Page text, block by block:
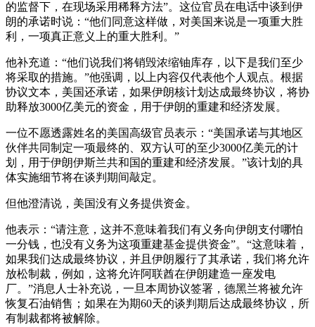
的监督下，在现场采用稀释方法”。这位官员在电话中谈到伊
朗的承诺时说：“他们同意这样做，对美国来说是一项重大胜
利，一项真正意义上的重大胜利。”
他补充道：“他们说我们将销毁浓缩铀库存，以下是我们至少
将采取的措施。”他强调，以上内容仅代表他个人观点。根据
协议文本，美国还承诺，如果伊朗核计划达成最终协议，将协
助释放3000亿美元的资金，用于伊朗的重建和经济发展。
一位不愿透露姓名的美国高级官员表示：“美国承诺与其地区
伙伴共同制定一项最终的、双方认可的至少3000亿美元的计
划，用于伊朗伊斯兰共和国的重建和经济发展。”该计划的具
体实施细节将在谈判期间敲定。
但他澄清说，美国没有义务提供资金。
他表示：“请注意，这并不意味着我们有义务向伊朗支付哪怕
一分钱，也没有义务为这项重建基金提供资金”。“这意味着，
如果我们达成最终协议，并且伊朗履行了其承诺，我们将允许
放松制裁，例如，这将允许阿联酋在伊朗建造一座发电
厂。”消息人士补充说，一旦本周协议签署，德黑兰将被允许
恢复石油销售；如果在为期60天的谈判期后达成最终协议，所
有制裁都将被解除。